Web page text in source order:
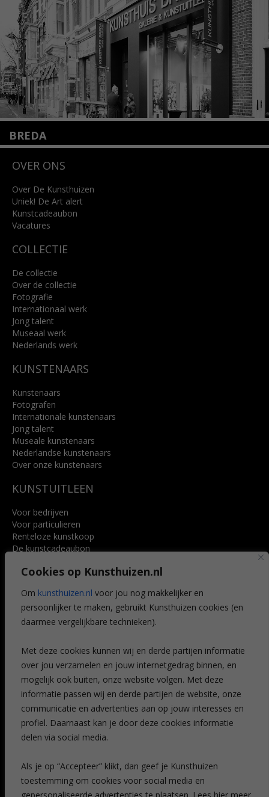
Cookies op Kunsthuizen.nl
Om kunsthuizen.nl voor jou nog makkelijker en
persoonlijker te maken, gebruikt Kunsthuizen cookies (en
daarmee vergelijkbare technieken).
Met deze cookies kunnen wij en derde partijen informatie
over jou verzamelen en jouw internetgedrag binnen, en
mogelijk ook buiten, onze website volgen. Met deze
informatie passen wij en derde partijen de website, onze
communicatie en advertenties aan op jouw interesses en
profiel. Daarnaast kan je door deze cookies informatie
delen via social media.
Als je op “Accepteer” klikt, dan geef je Kunsthuizen
toestemming om cookies voor social media en
Lees meer
BREDA
4818 SB Breda
info@kunsthuisbreda.nl
Lees meer
OVER ONS
Over De Kunsthuizen
Uniek! De Art alert
Kunstcadeaubon
Vacatures
COLLECTIE
De collectie
Over de collectie
Fotografie
Internationaal werk
Jong talent
Museaal werk
Nederlands werk
KUNSTENAARS
Kunstenaars
Fotografen
Internationale kunstenaars
Jong talent
Museale kunstenaars
Nederlandse kunstenaars
Over onze kunstenaars
KUNSTUITLEEN
Voor bedrijven
Voor particulieren
Renteloze kunstkoop
De kunstcadeaubon
Voordelen
Veelgestelde vragen
CONTACT
Leiden
Amsterdam
Breda
Favorieten
Mijn art alert
NIEUWSBRIEF